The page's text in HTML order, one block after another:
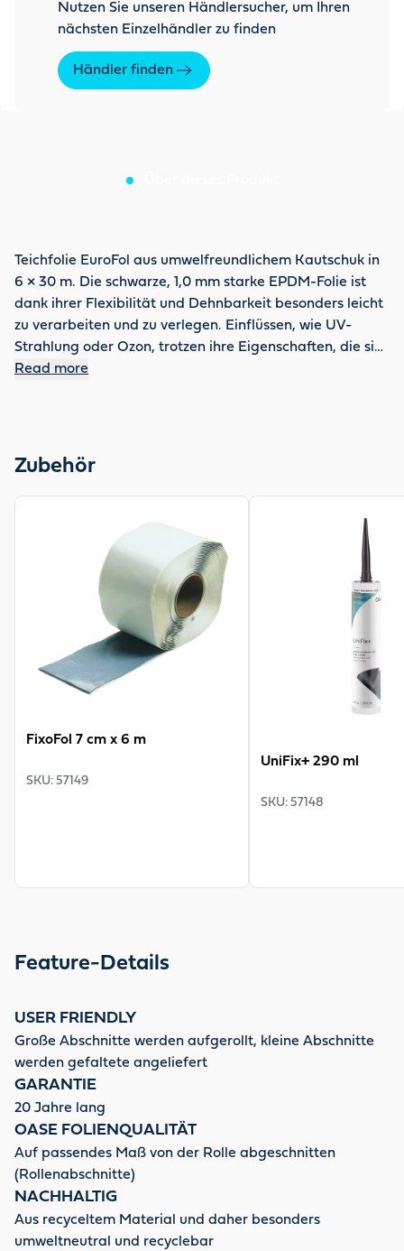
Nutzen Sie unseren Händlersucher, um Ihren
nächsten Einzelhändler zu finden
Händler finden
Teichfolie EuroFol aus umwelfreundlichem Kautschuk in
6 × 30 m. Die schwarze, 1,0 mm starke EPDM-Folie ist
dank ihrer Flexibilität und Dehnbarkeit besonders leicht
zu verarbeiten und zu verlegen. Einflüssen, wie UV-
Strahlung oder Ozon, trotzen ihre Eigenschaften, die sie
außergewöhnlich langlebig machen. Für die Fisch- und
OASE Qualität, denn Sie erhalten eine Garantie von 20
Read more
Zubehör
FixoFol 7 cm x 6 m
SKU: 57149
UniFix+ 290 ml
SKU: 57148
Feature-Details
USER FRIENDLY
Große Abschnitte werden aufgerollt, kleine Abschnitte
werden gefaltete angeliefert
GARANTIE
20 Jahre lang
OASE FOLIENQUALITÄT
Auf passendes Maß von der Rolle abgeschnitten
(Rollenabschnitte)
NACHHALTIG
Aus recyceltem Material und daher besonders
umweltneutral und recyclebar